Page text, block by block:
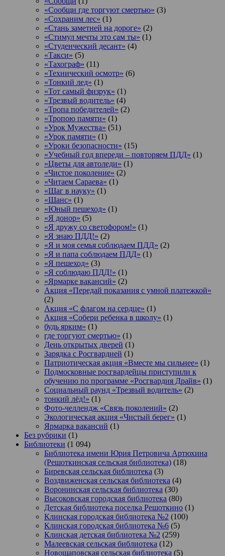
«Сообщи где торгуют смертью» (3)
«Сохраним лес» (1)
«Стань заметней на дороге» (2)
«Стимул мечты это сам ты» (1)
«Студенческий десант» (4)
«Такси» (5)
«Тахограф» (11)
«Технический осмотр» (6)
«Тонкий лед» (1)
«Тот самый физрук» (1)
«Трезвый водитель» (4)
«Тропа победителей» (2)
«Тропою памяти» (1)
«Урок Мужества» (51)
«Урок памяти» (1)
«Уроки безопасности» (15)
«Учебный год впереди – повторяем ПДД» (1)
«Цветы для автоледи» (1)
«Чистое поколение» (2)
«Читаем Сараева» (1)
«Шаг в науку» (1)
«Шанс» (1)
«Юный пешеход» (1)
«Я донор» (5)
«Я дружу со светофором!» (1)
«Я знаю ПДД!» (2)
«Я и моя семья соблюдаем ПДД» (2)
«Я и папа соблюдаем ПДД» (1)
«Я пешеход» (3)
«Я соблюдаю ПДД!» (1)
«Ярмарке вакансий» (2)
Акция «Передай показания с умной платежкой»
(2)
Акция «С флагом на сердце» (1)
Акция «Собери ребенка в школу» (1)
будь ярким» (1)
где торгуют смертью» (1)
День открытых дверей (1)
Зарядка с Росгвардией (1)
Патриотическая акция «Вместе мы сильнее» (1)
Подмосковные росгвардейцы приступили к
обучению по программе «Росгвардия Драйв» (1)
Социальный раунд «Трезвый водитель» (2)
тонкий лёд!» (1)
Фото-челлендж «Связь поколений» (2)
Экологическая акция «Чистый берег» (1)
Ярмарка вакансий (1)
Без рубрики (1)
Библиотеки (1 094)
Библиотека имени Юрия Петровича Артюхина
(Решоткинская сельская библиотека) (18)
Биревская сельская библиотека (3)
Воздвиженская сельская библиотека (4)
Воронинская сельская библиотека (30)
Высоковская городская библиотека (80)
Детская библиотека поселка Решоткино (1)
Клинская городская библиотека №2 (100)
Клинская городская библиотека №6 (5)
Клинская детская библиотека №2 (259)
Малеевская сельская библиотека (12)
Новощаповская сельская библиотека (5)